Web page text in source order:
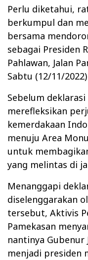
Perlu diketahui,
berkumpul dan
bersama
sebagai Presiden
Pahlawan, Jalan
Sabtu (12/11/
Sebelum
merefleksikan
kemerdakaan
menuju Area
untuk
yang melintas di
Menanggapi
diselenggarakan
tersebut, Aktivis
Pamekasan
nantinya Gubenur
menjadi presiden